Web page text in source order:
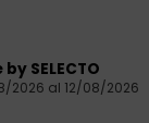
SELECTO
2026 al 12/08/2026